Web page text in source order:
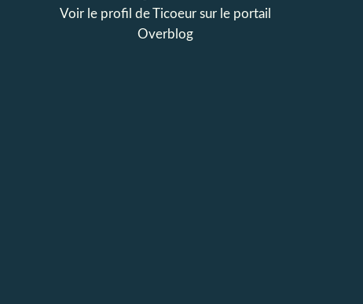
Voir le profil deTicoeursur le portail
Overblog